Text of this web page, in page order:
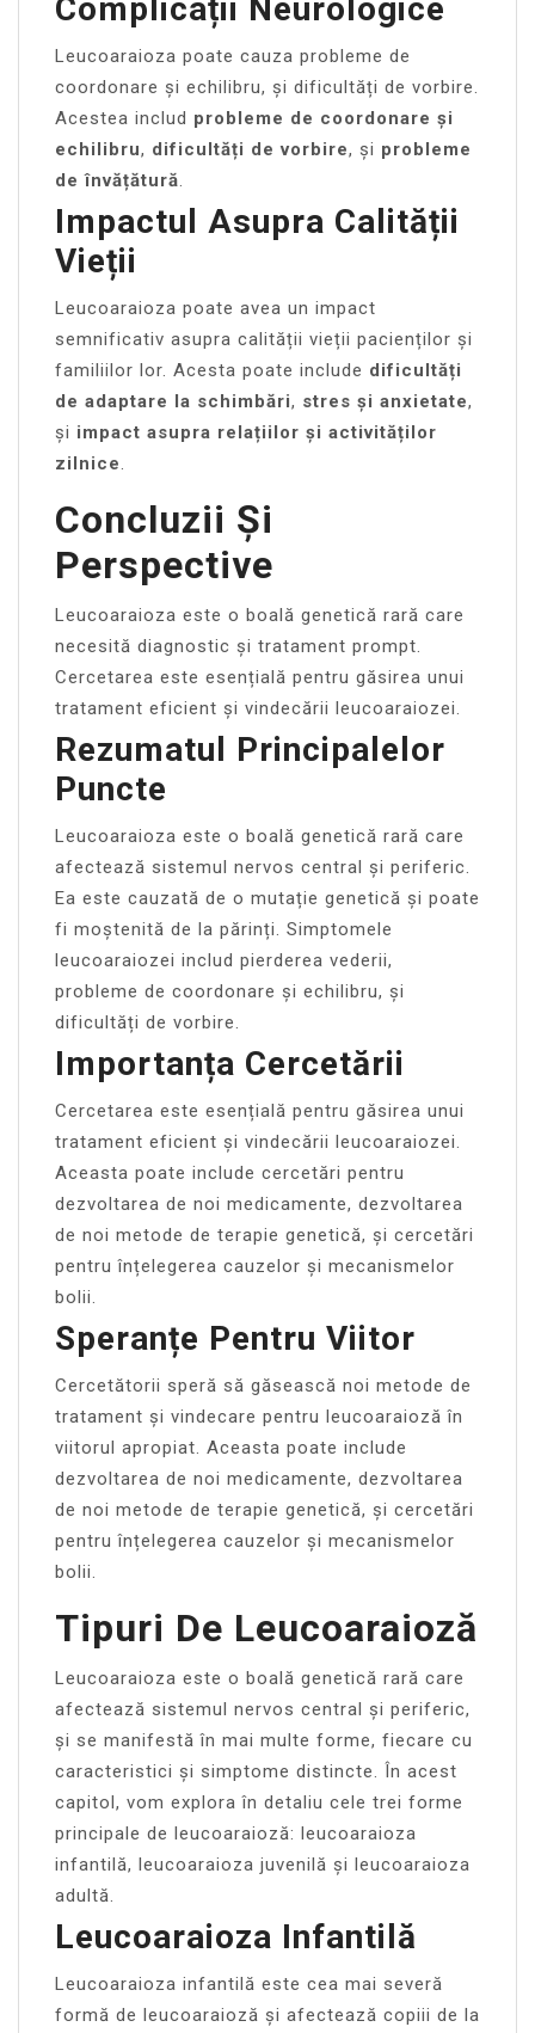
Complicații Neurologice
Leucoaraioza poate cauza probleme de
coordonare și echilibru, și dificultăți de vorbire.
Acestea includ probleme de coordonare și
echilibru, dificultăți de vorbire, și probleme
de învățătură.
Impactul Asupra Calității
Vieții
Leucoaraioza poate avea un impact
semnificativ asupra calității vieții pacienților și
familiilor lor. Acesta poate include dificultăți
de adaptare la schimbări, stres și anxietate,
și impact asupra relațiilor și activităților
zilnice.
Concluzii Și
Perspective
Leucoaraioza este o boală genetică rară care
necesită diagnostic și tratament prompt.
Cercetarea este esențială pentru găsirea unui
tratament eficient și vindecării leucoaraiozei.
Rezumatul Principalelor
Puncte
Leucoaraioza este o boală genetică rară care
afectează sistemul nervos central și periferic.
Ea este cauzată de o mutație genetică și poate
fi moștenită de la părinți. Simptomele
leucoaraiozei includ pierderea vederii,
probleme de coordonare și echilibru, și
dificultăți de vorbire.
Importanța Cercetării
Cercetarea este esențială pentru găsirea unui
tratament eficient și vindecării leucoaraiozei.
Aceasta poate include cercetări pentru
dezvoltarea de noi medicamente, dezvoltarea
de noi metode de terapie genetică, și cercetări
pentru înțelegerea cauzelor și mecanismelor
bolii.
Speranțe Pentru Viitor
Cercetătorii speră să găsească noi metode de
tratament și vindecare pentru leucoaraioză în
viitorul apropiat. Aceasta poate include
dezvoltarea de noi medicamente, dezvoltarea
de noi metode de terapie genetică, și cercetări
pentru înțelegerea cauzelor și mecanismelor
bolii.
Tipuri De Leucoaraioză
Leucoaraioza este o boală genetică rară care
afectează sistemul nervos central și periferic,
și se manifestă în mai multe forme, fiecare cu
caracteristici și simptome distincte. În acest
capitol, vom explora în detaliu cele trei forme
principale de leucoaraioză: leucoaraioza
infantilă, leucoaraioza juvenilă și leucoaraioza
adultă.
Leucoaraioza Infantilă
Leucoaraioza infantilă este cea mai severă
formă de leucoaraioză și afectează copiii de la